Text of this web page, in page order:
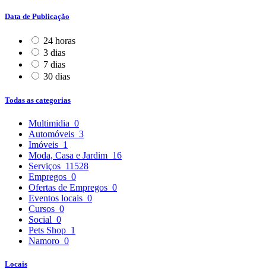
Data de Publicação
24 horas
3 dias
7 dias
30 dias
Todas as categorias
Multimidia 0
Automóveis 3
Imóveis 1
Moda, Casa e Jardim 16
Serviços 11528
Empregos 0
Ofertas de Empregos 0
Eventos locais 0
Cursos 0
Social 0
Pets Shop 1
Namoro 0
Locais